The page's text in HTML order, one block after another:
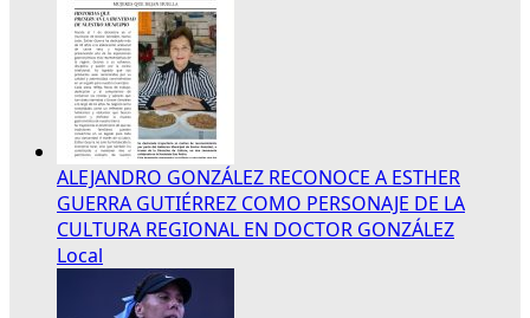
ALEJANDRO GONZÁLEZ RECONOCE A ESTHER
GUERRA GUTIÉRREZ COMO PERSONAJE DE LA
CULTURA REGIONAL EN DOCTOR GONZÁLEZ
Local